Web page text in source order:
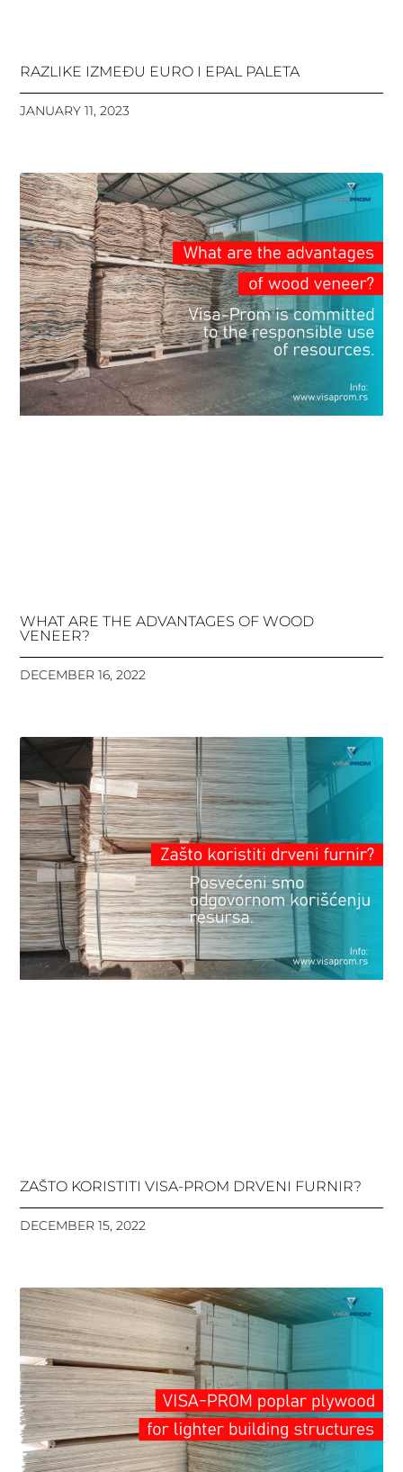
RAZLIKE IZMEĐU EURO I EPAL PALETA
JANUARY 11, 2023
WHAT ARE THE ADVANTAGES OF WOOD
VENEER?
DECEMBER 16, 2022
ZAŠTO KORISTITI VISA-PROM DRVENI FURNIR?
DECEMBER 15, 2022